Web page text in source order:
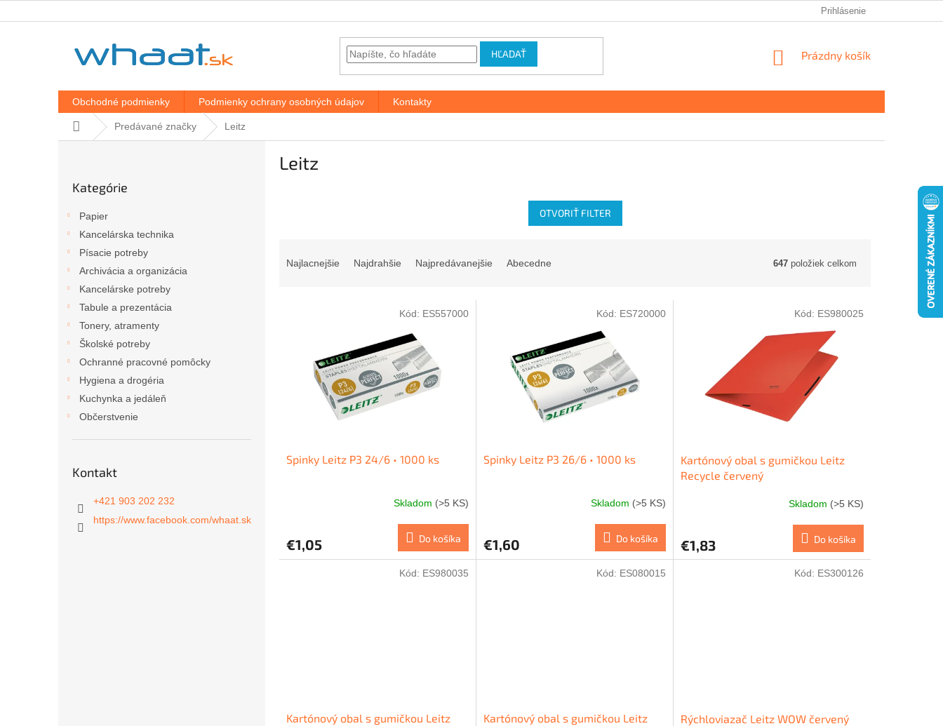
na
Prihlásenie
HĽADAŤ
NÁKUPNÝ
Prázdny košík
Obchodné podmienky Podmienky ochrany osobných údajov Kontakty
DomovPredávané značky Leitz
kategórie
Kategórie
Papier
Kancelárska technika
Písacie potreby
Archivácia a organizácia
Kancelárske potreby
Tabule a prezentácia
Tonery, atramenty
Školské potreby
Ochranné pracovné pomôcky
Hygiena a drogéria
Kuchynka a jedáleň
Občerstvenie
Kontakt
+421 903 202 232
https://www.facebook.com/whaat.sk
Leitz
OTVORIŤ FILTER
Najlacnejšie Najdrahšie Najpredávanejšie Abecedne 647 položiek celkom
Spinky Leitz P3 24/6 • 1000 ks
Skladom (>5 KS)
€1,05 Do košíka
Kód: ES557000
Spinky Leitz P3 26/6 • 1000 ks
Skladom (>5 KS)
€1,60 Do košíka
Kód: ES720000
Kartónový obal s gumičkou Leitz
Recycle červený
Skladom (>5 KS)
€1,83 Do košíka
Kód: ES980025
Kartónový obal s gumičkou Leitz
Kód: ES980035
Kartónový obal s gumičkou Leitz
Kód: ES080015
Rýchloviazač Leitz WOW červený
Kód: ES300126